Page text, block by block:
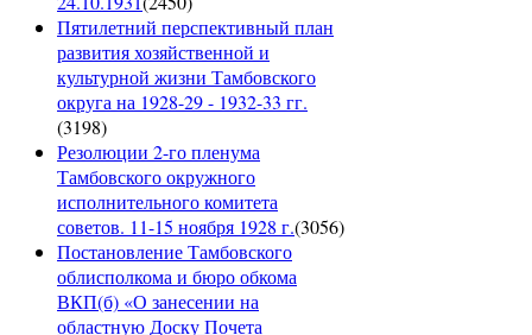
Пятилетний перспективный план
развития хозяйственной и
культурной жизни Тамбовского
округа на 1928-29 - 1932-33 гг.
(3198)
Резолюции 2-го пленума
Тамбовского окружного
исполнительного комитета
советов. 11-15 ноября 1928 г.(3056)
Постановление Тамбовского
облисполкома и бюро обкома
ВКП(б) «О занесении на
областную Доску Почета